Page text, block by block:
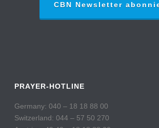
CBN Newsletter
PRAYER-HOTLINE
Germany: 040 – 18 18 88 00
Switzerland: 044 – 57 50 270